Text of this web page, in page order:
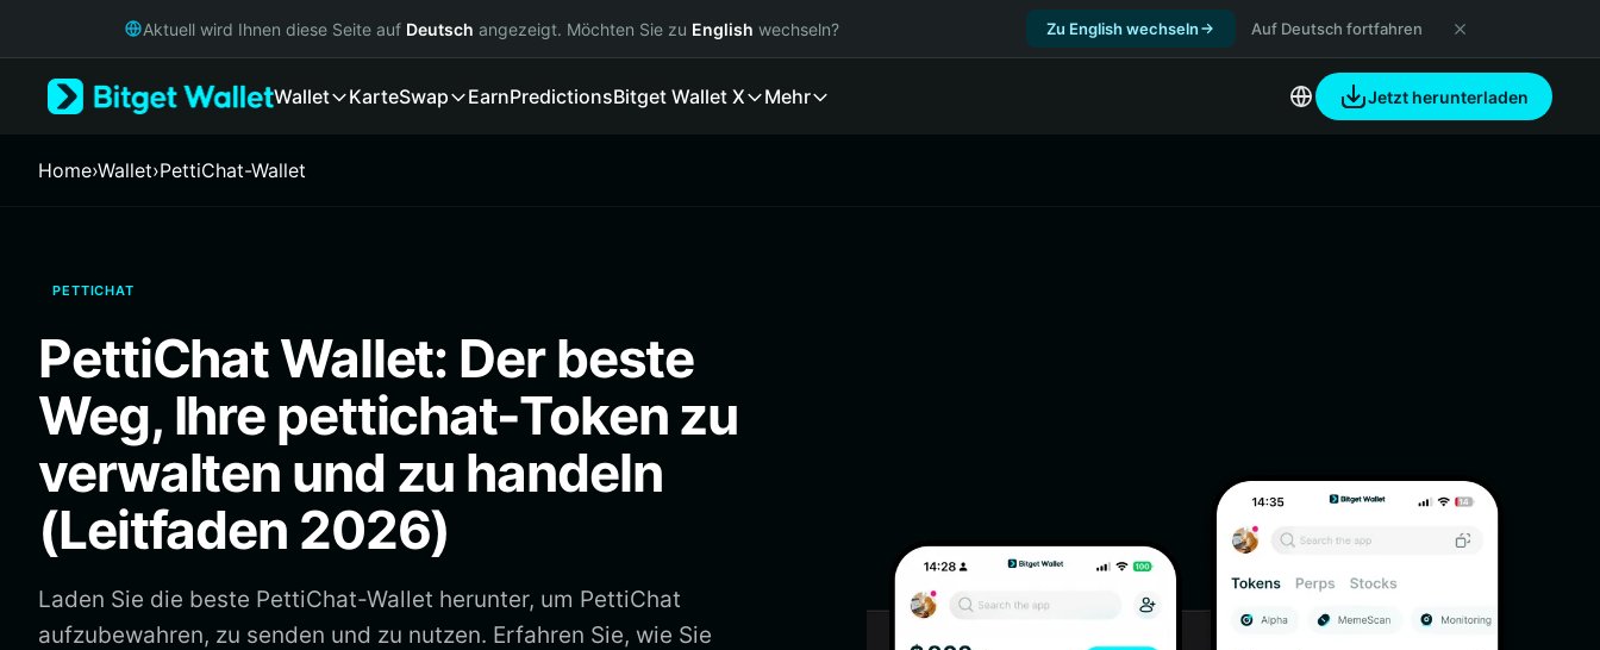
Русский
Italiano
繁體中文
Bahasa Indonesia
ภาษาไทย
Español
Português (Brasil)
Español (Argentina)
Aktuell wird Ihnen diese Seite auf Deutsch angezeigt. Möchten Sie zu English wechseln? Zu English wechseln Auf Deutsch fortfahren
Wallet KarteSwap EarnPredictionsBitget Wallet X Mehr Jetzt herunterladen
Home›Wallet›PettiChat-Wallet
PETTICHAT
PettiChat Wallet: Der beste
Weg, Ihre pettichat-Token zu
verwalten und zu handeln
(Leitfaden 2026)
Laden Sie die beste PettiChat-Wallet herunter, um PettiChat
aufzubewahren, zu senden und zu nutzen. Erfahren Sie, wie Sie